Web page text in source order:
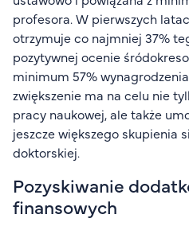
profesora. W pierwszych
otrzymuje co najmniej 37%
pozytywnej ocenie
minimum 57%
zwiększenie ma na celu nie
pracy naukowej, ale także
jeszcze większego skupienia
doktorskiej.
Pozyskiwanie
finansowych